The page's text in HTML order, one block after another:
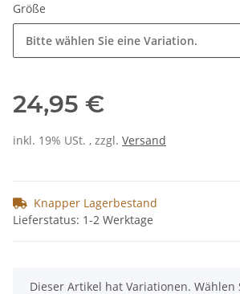
Größe
Bitte wählen Sie eine Variation.
24,95 €
inkl. 19% USt. , zzgl. Versand
Knapper Lagerbestand
Lieferstatus: 1-2 Werktage
x
Dieser Artikel hat Variationen. Wählen